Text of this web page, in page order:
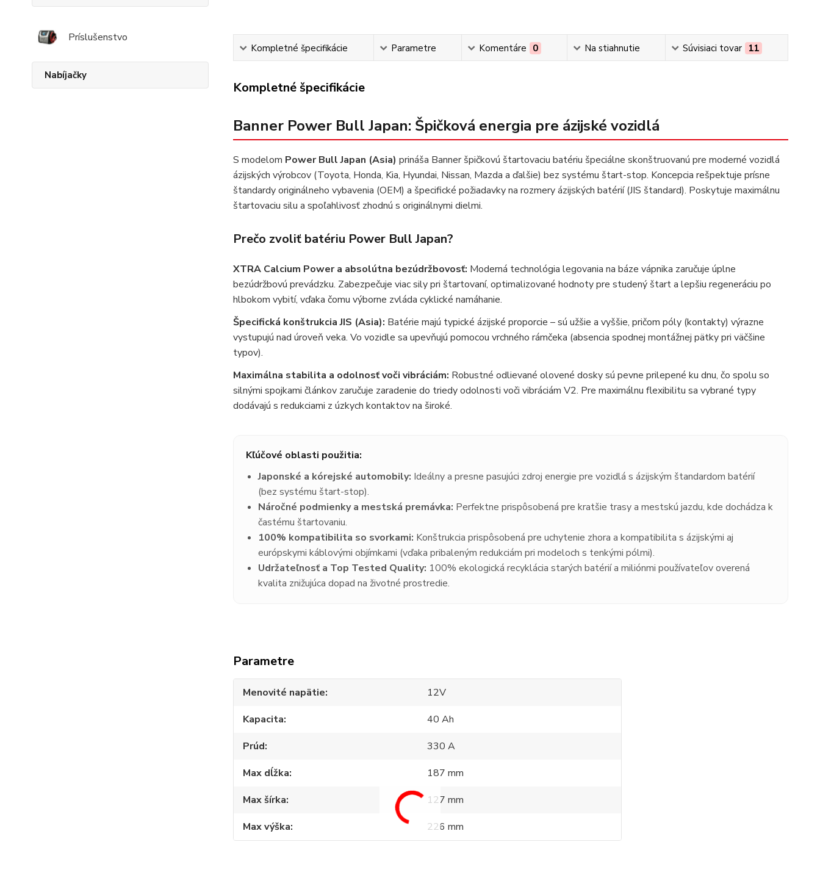
Príslušenstvo
Nabíjačky
Kompletné špecifikácie Parametre Komentáre 0 Na stiahnutie Súvisiaci tovar 11
Kompletné špecifikácie
Banner Power Bull Japan: Špičková energia pre ázijské vozidlá
S modelom Power Bull Japan (Asia) prináša Banner špičkovú štartovaciu batériu špeciálne skonštruovanú pre moderné vozidlá
ázijských výrobcov (Toyota, Honda, Kia, Hyundai, Nissan, Mazda a ďalšie) bez systému štart-stop. Koncepcia rešpektuje prísne
štandardy originálneho vybavenia (OEM) a špecifické požiadavky na rozmery ázijských batérií (JIS štandard). Poskytuje maximálnu
štartovaciu silu a spoľahlivosť zhodnú s originálnymi dielmi.
Prečo zvoliť batériu Power Bull Japan?
XTRA Calcium Power a absolútna bezúdržbovosť: Moderná technológia legovania na báze vápnika zaručuje úplne
bezúdržbovú prevádzku. Zabezpečuje viac sily pri štartovaní, optimalizované hodnoty pre studený štart a lepšiu regeneráciu po
hlbokom vybití, vďaka čomu výborne zvláda cyklické namáhanie.
Špecifická konštrukcia JIS (Asia): Batérie majú typické ázijské proporcie – sú užšie a vyššie, pričom póly (kontakty) výrazne
vystupujú nad úroveň veka. Vo vozidle sa upevňujú pomocou vrchného rámčeka (absencia spodnej montážnej pätky pri väčšine
typov).
Maximálna stabilita a odolnosť voči vibráciám: Robustné odlievané olovené dosky sú pevne prilepené ku dnu, čo spolu so
silnými spojkami článkov zaručuje zaradenie do triedy odolnosti voči vibráciám V2. Pre maximálnu flexibilitu sa vybrané typy
dodávajú s redukciami z úzkych kontaktov na široké.
Kľúčové oblasti použitia:
Japonské a kórejské automobily: Ideálny a presne pasujúci zdroj energie pre vozidlá s ázijským štandardom batérií
(bez systému štart-stop).
Náročné podmienky a mestská premávka: Perfektne prispôsobená pre kratšie trasy a mestskú jazdu, kde dochádza k
častému štartovaniu.
100% kompatibilita so svorkami: Konštrukcia prispôsobená pre uchytenie zhora a kompatibilita s ázijskými aj
európskymi káblovými objímkami (vďaka pribaleným redukciám pri modeloch s tenkými pólmi).
Udržateľnosť a Top Tested Quality: 100% ekologická recyklácia starých batérií a miliónmi používateľov overená
kvalita znižujúca dopad na životné prostredie.
Parametre
Menovité napätie
12V
Kapacita
40 Ah
Prúd
330 A
Max dĺžka
187 mm
Max šírka
127 mm
Max výška
226 mm